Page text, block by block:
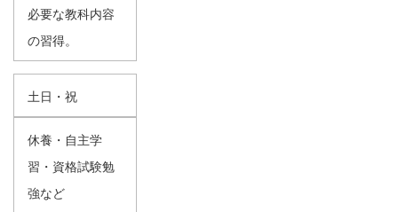
必要な教科内容
の習得。
土日・祝
休養・自主学
習・資格試験勉
強など